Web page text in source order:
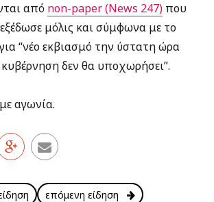
από non-paper (News 247) που
μόλις και σύμφωνα με το
“νέο εκβιασμό την ύστατη ώρα
δεν θα υποχωρήσει”.
αγωνία.
επόμενη είδηση